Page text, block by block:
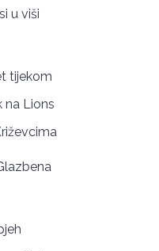
u viši
tijekom
na Lions